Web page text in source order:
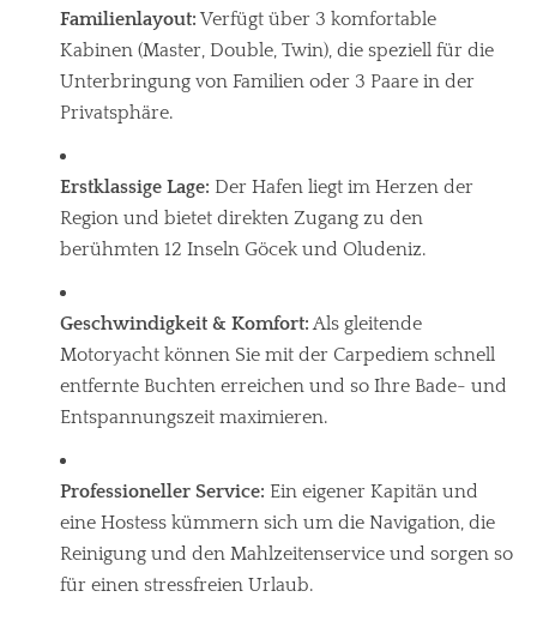
Familienlayout: Verfügt über 3 komfortable
Kabinen (Master, Double, Twin), die speziell für die
Unterbringung von Familien oder 3 Paare in der
Privatsphäre.
Erstklassige Lage: Der Hafen liegt im Herzen der
Region und bietet direkten Zugang zu den
berühmten 12 Inseln Göcek und Oludeniz.
Geschwindigkeit & Komfort:Als gleitende
Motoryacht können Sie mit der Carpediem schnell
entfernte Buchten erreichen und so Ihre Bade- und
Entspannungszeit maximieren.
Professioneller Service: Ein eigener Kapitän und
eine Hostess kümmern sich um die Navigation, die
Reinigung und den Mahlzeitenservice und sorgen so
für einen stressfreien Urlaub.